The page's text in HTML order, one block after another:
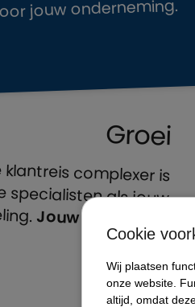
jouw onderneming.
Groei
complexer is
als jouw
Jouw doel wordt
ons doel!
Cookie
Wij plaatsen
onze website.
altijd, omdat